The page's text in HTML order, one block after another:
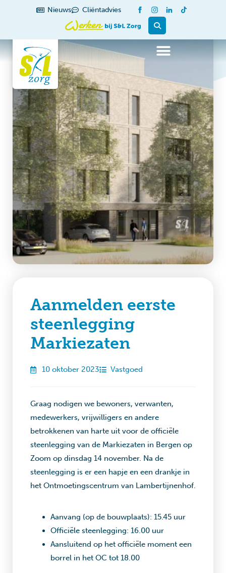
Nieuws Cliëntadvies
Aanmelden eerste
steenlegging
Markiezaten
10 oktober 2023 Vastgoed
Graag nodigen we bewoners, verwanten,
medewerkers, vrijwilligers en andere
betrokkenen van harte uit voor de officiële
steenlegging van de Markiezaten in Bergen op
Zoom op dinsdag 14 november. Na de
steenlegging is er een hapje en een drankje in
het Ontmoetingscentrum van Lambertijnenhof.
Aanvang (op de bouwplaats): 15.45 uur
Officiële steenlegging: 16.00 uur
Aansluitend op het officiële moment een
borrel in het OC tot 18.00